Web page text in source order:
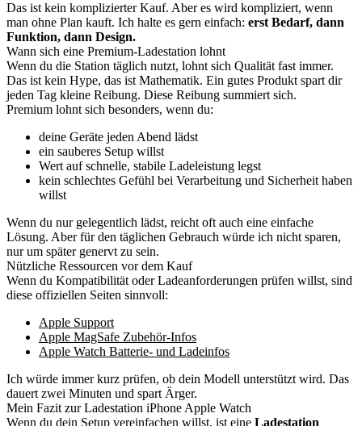
Das ist kein komplizierter Kauf. Aber es wird kompliziert, wenn
man ohne Plan kauft. Ich halte es gern einfach: erst Bedarf, dann
Funktion, dann Design.
Wann sich eine Premium-Ladestation lohnt
Wenn du die Station täglich nutzt, lohnt sich Qualität fast immer.
Das ist kein Hype, das ist Mathematik. Ein gutes Produkt spart dir
jeden Tag kleine Reibung. Diese Reibung summiert sich.
Premium lohnt sich besonders, wenn du:
deine Geräte jeden Abend lädst
ein sauberes Setup willst
Wert auf schnelle, stabile Ladeleistung legst
kein schlechtes Gefühl bei Verarbeitung und Sicherheit haben
willst
Wenn du nur gelegentlich lädst, reicht oft auch eine einfache
Lösung. Aber für den täglichen Gebrauch würde ich nicht sparen,
nur um später genervt zu sein.
Nützliche Ressourcen vor dem Kauf
Wenn du Kompatibilität oder Ladeanforderungen prüfen willst, sind
diese offiziellen Seiten sinnvoll:
Apple Support
Apple MagSafe Zubehör-Infos
Apple Watch Batterie- und Ladeinfos
Ich würde immer kurz prüfen, ob dein Modell unterstützt wird. Das
dauert zwei Minuten und spart Ärger.
Mein Fazit zur Ladestation iPhone Apple Watch
Wenn du dein Setup vereinfachen willst, ist eine Ladestation